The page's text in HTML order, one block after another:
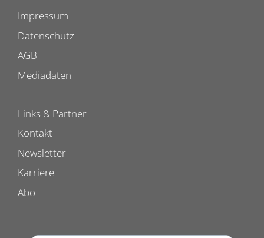
Impressum
Datenschutz
AGB
Mediadaten
Links & Partner
Kontakt
Newsletter
Karriere
Abo